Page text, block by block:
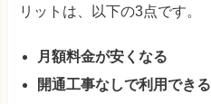
リットは、以下の3点です。
月額料金が安くなる
開通工事なしで利用できる